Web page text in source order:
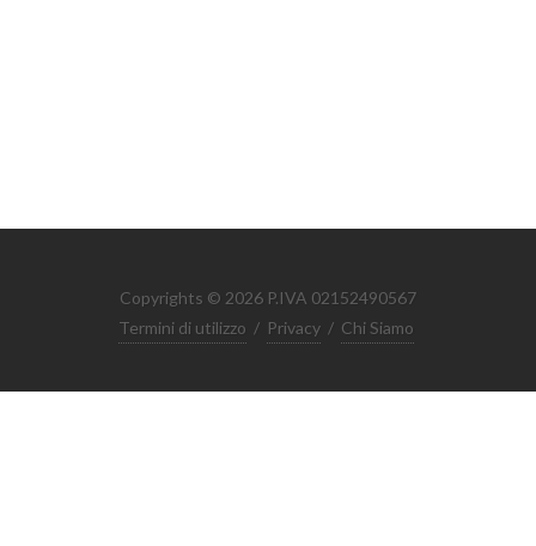
Copyrights © 2026 P.IVA 02152490567
Termini di utilizzo / Privacy / Chi Siamo